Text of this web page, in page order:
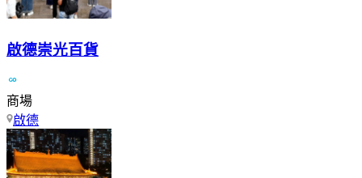
啟德崇光百貨
商場
啟德